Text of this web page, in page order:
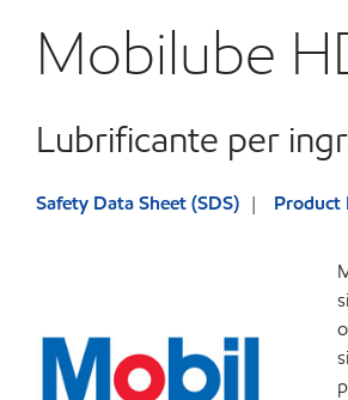
Mobilube
Lubrificante per
Safety Data Sheet (SDS) Product